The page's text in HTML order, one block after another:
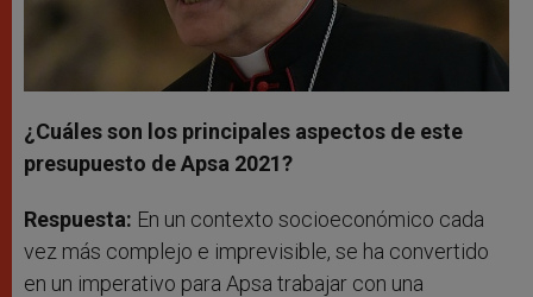
¿Cuáles son los principales aspectos de este
presupuesto de Apsa 2021?
Respuesta: En un contexto socioeconómico cada
vez más complejo e imprevisible, se ha convertido
en un imperativo para Apsa trabajar con una